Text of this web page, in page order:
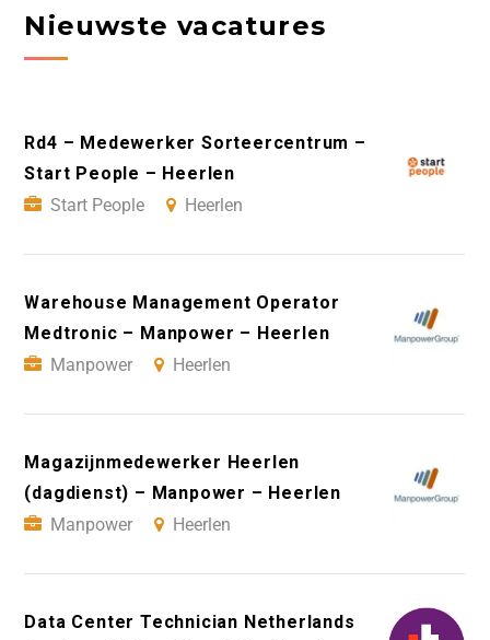
Nieuwste vacatures
Rd4 – Medewerker Sorteercentrum –
Start People – Heerlen
Start People
Heerlen
Warehouse Management Operator
Medtronic – Manpower – Heerlen
Manpower
Heerlen
Magazijnmedewerker Heerlen
(dagdienst) – Manpower – Heerlen
Manpower
Heerlen
Data Center Technician Netherlands